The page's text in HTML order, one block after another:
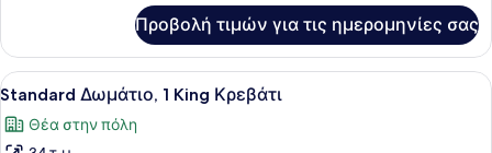
Δωμάτιο,
Queen
Προβολή τιμών για τις ημερομηνίες σας
Προβολή
όλων
των
Ένα μεγάλο κρεβάτι με λευκά
2
Standard Δωμάτιο, 1 King Κρεβάτι
Θέα στην πόλη